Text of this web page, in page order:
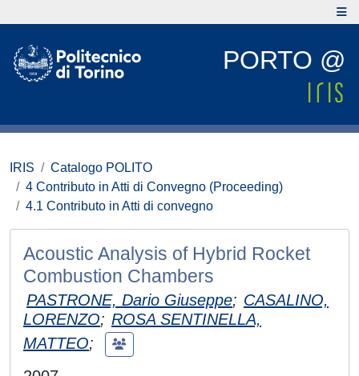
PORTO @
IRIS
Catalogo POLITO
4 Contributo in Atti di Convegno (Proceeding)
4.1 Contributo in Atti di convegno
Acoustic Analysis of Hybrid Rocket
Combustion Chambers
PASTRONE, Dario Giuseppe; CASALINO,
LORENZO; ROSA SENTINELLA,
MATTEO;